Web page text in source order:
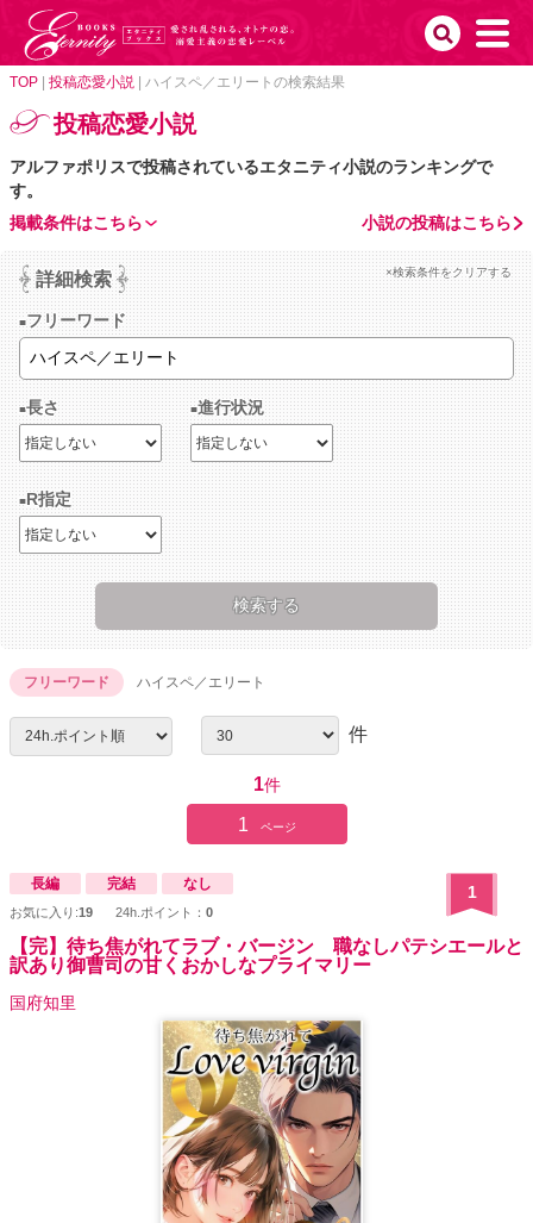
TOP 投稿恋愛小説 ハイスペ／エリートの検索結果
投稿恋愛小説
アルファポリスで投稿されているエタニティ小説のランキングで
す。
小説の投稿はこちら
掲載条件はこちら
詳細検索 ×検索条件をクリアする
フリーワード
長さ 進行状況
R指定
フリーワード ハイスペ／エリート
件
1件
1 ページ
長編 完結 なし
お気に入り:19 24h.ポイント： 0
1
【完】待ち焦がれてラブ・バージン 職なしパテシエールと
訳あり御曹司の甘くおかしなプライマリー
国府知里